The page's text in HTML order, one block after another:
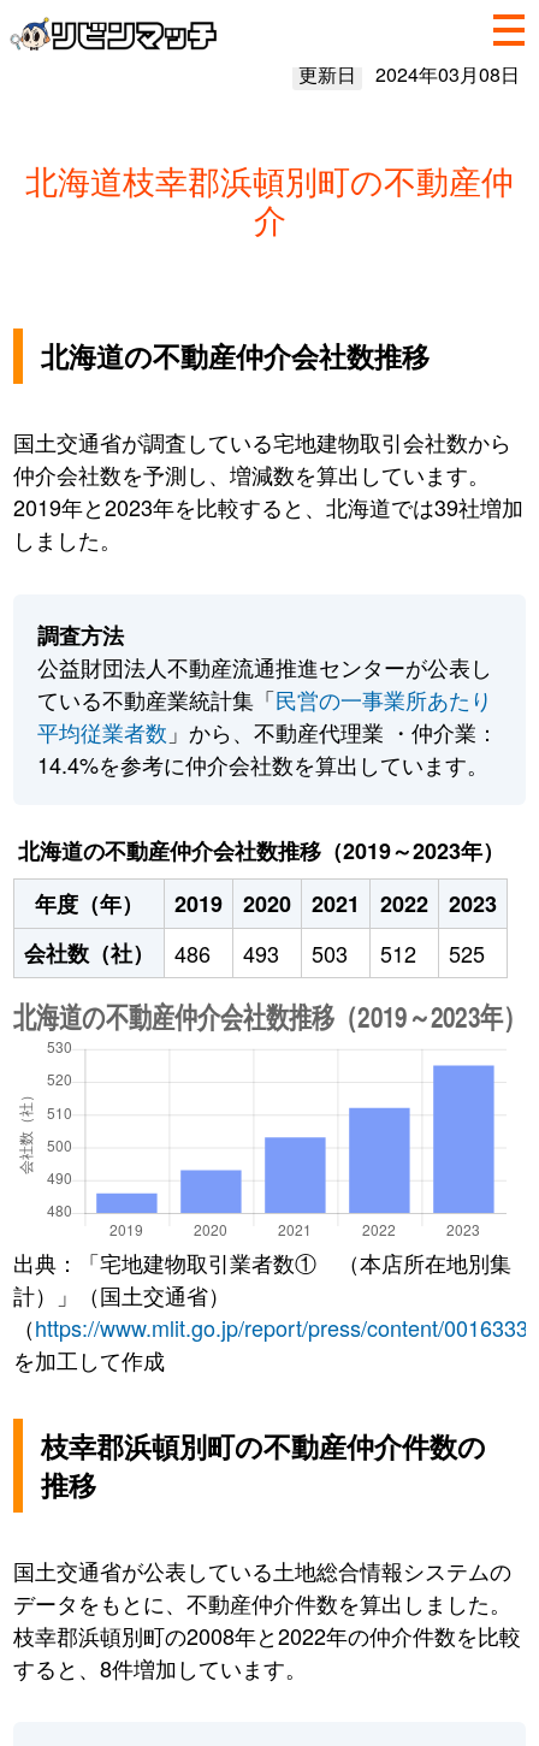
更新日 2024年03月08日
北海道枝幸郡浜頓別町の不動産仲
介
北海道の不動産仲介会社数推移
国土交通省が調査している宅地建物取引会社数から
仲介会社数を予測し、増減数を算出しています。
2019年と2023年を比較すると、北海道では39社増加
しました。
調査方法
公益財団法人不動産流通推進センターが公表し
ている不動産業統計集「民営の一事業所あたり
平均従業者数 」から、不動産代理業 ・仲介業：
14.4%を参考に仲介会社数を算出しています。
北海道の不動産仲介会社数推移（2019～2023年）
年度（年）
2019 2020 2021 2022
2023
会社数（社）
486 493 503 512 525
出典：「宅地建物取引業者数① （本店所在地別集
計）」（国土交通省）
（https://www.mlit.go.jp/report/press/content/
を加工して作成
枝幸郡浜頓別町の不動産仲介件数の
推移
国土交通省が公表している土地総合情報システムの
データをもとに、不動産仲介件数を算出しました。
枝幸郡浜頓別町の2008年と2022年の仲介件数を比較
すると、8件増加しています。